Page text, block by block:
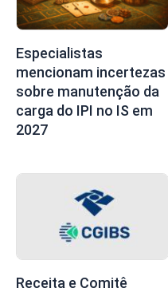
Especialistas
mencionam incertezas
sobre manutenção da
carga do IPI no IS em
2027
Receita e Comitê